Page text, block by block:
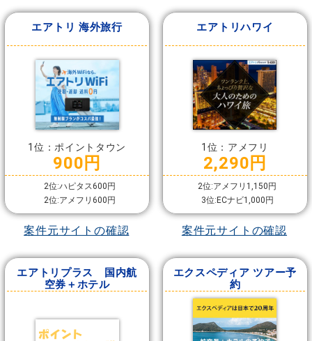
エアトリ 海外旅行
1位：ポイントタウン
900円
2位:ハピタス600円
2位:アメフリ600円
案件元サイトの確認
エアトリハワイ
1位：アメフリ
2,290円
2位:アメフリ1,150円
3位:ECナビ1,000円
案件元サイトの確認
エアトリプラス 国内航
空券＋ホテル
エクスペディア ツアー予
約